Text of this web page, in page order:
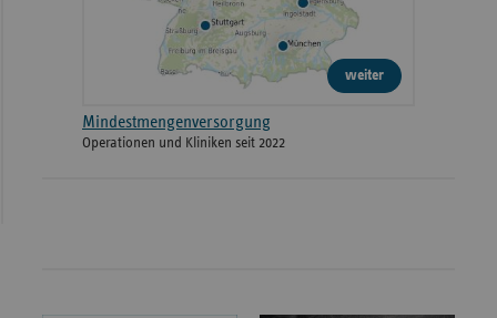
weiter
Mindestmengenversorgung
Operationen und Kliniken seit 2022